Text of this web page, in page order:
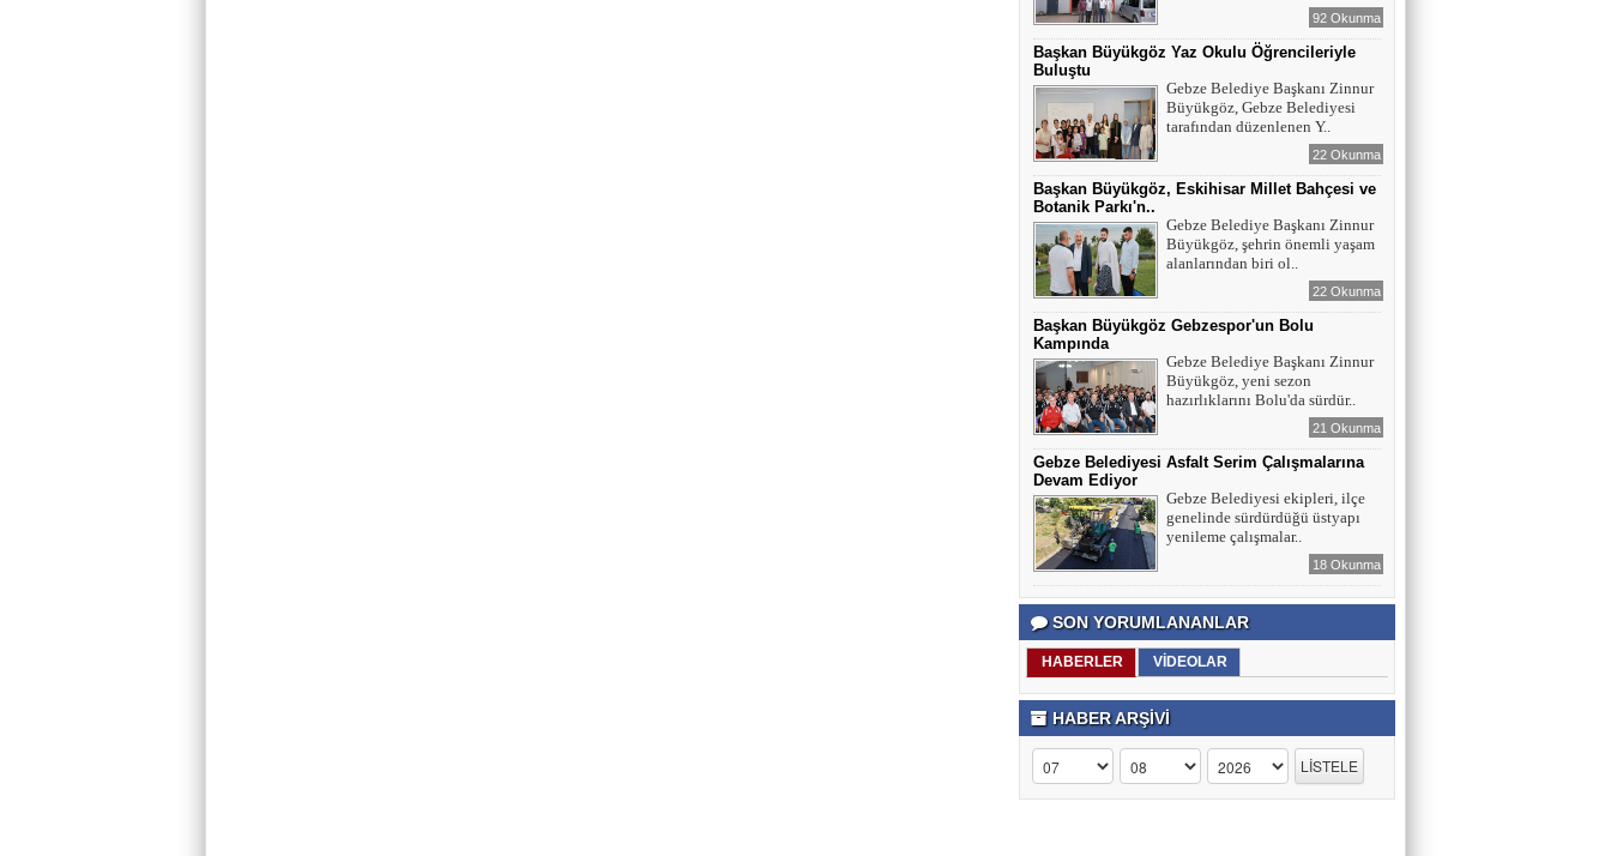
92 Okunma
Başkan Büyükgöz Yaz Okulu Öğrencileriyle
Buluştu
Gebze Belediye Başkanı Zinnur
Büyükgöz, Gebze Belediyesi
tarafından düzenlenen Y..
22 Okunma
Başkan Büyükgöz, Eskihisar Millet Bahçesi ve
Botanik Parkı'n..
Gebze Belediye Başkanı Zinnur
Büyükgöz, şehrin önemli yaşam
alanlarından biri ol..
22 Okunma
Başkan Büyükgöz Gebzespor'un Bolu
Kampında
Gebze Belediye Başkanı Zinnur
Büyükgöz, yeni sezon
hazırlıklarını Bolu'da sürdür..
21 Okunma
Gebze Belediyesi Asfalt Serim Çalışmalarına
Devam Ediyor
Gebze Belediyesi ekipleri, ilçe
genelinde sürdürdüğü üstyapı
yenileme çalışmalar..
18 Okunma
SON YORUMLANANLAR
HABERLER VİDEOLAR
HABER ARŞİVİ